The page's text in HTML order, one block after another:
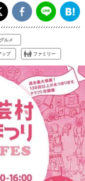
グルメ
ップ ファミリー